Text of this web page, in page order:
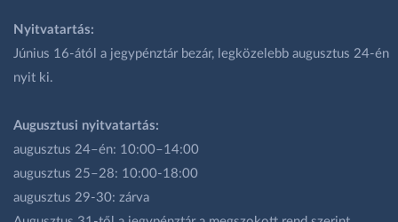
Nyitvatartás:
Június 16-ától a jegypénztár bezár, legközelebb augusztus 24-én
nyit ki.
Augusztusi nyitvatartás:
augusztus 24–én: 10:00–14:00
augusztus 25–28: 10:00-18:00
augusztus 29-30: zárva